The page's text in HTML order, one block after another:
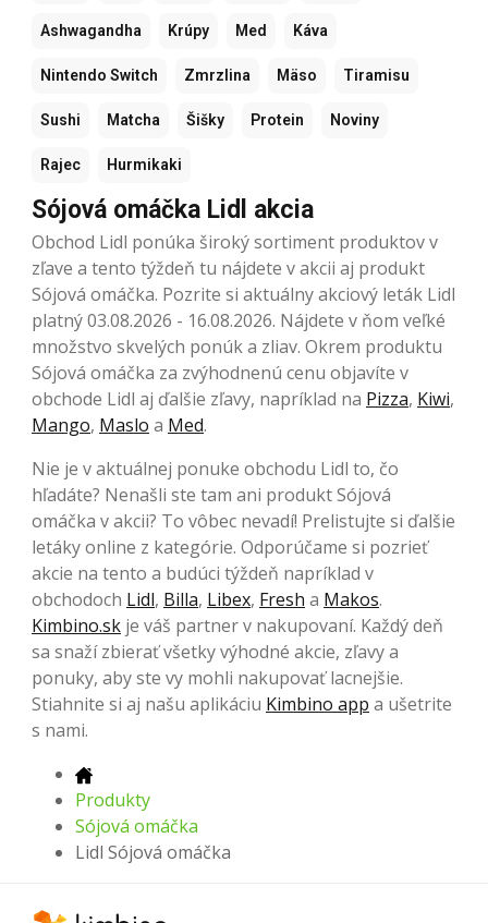
Ashwagandha Krúpy Med Káva
Nintendo Switch Zmrzlina Mäso Tiramisu
Sushi Matcha Šišky Protein Noviny
Rajec Hurmikaki
Sójová omáčka Lidl akcia
Obchod Lidl ponúka široký sortiment produktov v
zľave a tento týždeň tu nájdete v akcii aj produkt
Sójová omáčka. Pozrite si aktuálny akciový leták Lidl
platný 03.08.2026 - 16.08.2026. Nájdete v ňom veľké
množstvo skvelých ponúk a zliav. Okrem produktu
Sójová omáčka za zvýhodnenú cenu objavíte v
obchode Lidl aj ďalšie zľavy, napríklad na Pizza, Kiwi,
Mango, Maslo a Med.
Nie je v aktuálnej ponuke obchodu Lidl to, čo
hľadáte? Nenašli ste tam ani produkt Sójová
omáčka v akcii? To vôbec nevadí! Prelistujte si ďalšie
letáky online z kategórie. Odporúčame si pozrieť
akcie na tento a budúci týždeň napríklad v
obchodoch Lidl, Billa, Libex, Fresh a Makos.
Kimbino.sk je váš partner v nakupovaní. Každý deň
sa snaží zbierať všetky výhodné akcie, zľavy a
ponuky, aby ste vy mohli nakupovať lacnejšie.
Stiahnite si aj našu aplikáciu Kimbino app a ušetrite
s nami.
Produkty
Sójová omáčka
Lidl Sójová omáčka